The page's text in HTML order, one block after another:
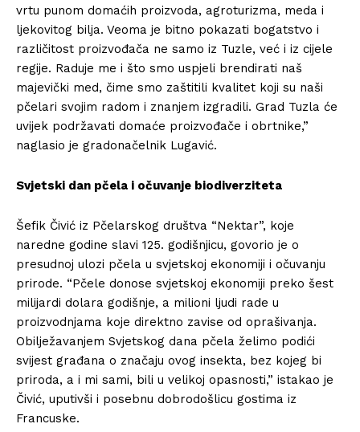
vrtu punom domaćih proizvoda, agroturizma, meda i
ljekovitog bilja. Veoma je bitno pokazati bogatstvo i
različitost proizvođača ne samo iz Tuzle, već i iz cijele
regije. Raduje me i što smo uspjeli brendirati naš
majevički med, čime smo zaštitili kvalitet koji su naši
pčelari svojim radom i znanjem izgradili. Grad Tuzla će
uvijek podržavati domaće proizvođače i obrtnike,”
naglasio je gradonačelnik Lugavić.
Svjetski dan pčela i očuvanje biodiverziteta
Šefik Čivić iz Pčelarskog društva “Nektar”, koje
naredne godine slavi 125. godišnjicu, govorio je o
presudnoj ulozi pčela u svjetskoj ekonomiji i očuvanju
prirode. “Pčele donose svjetskoj ekonomiji preko šest
milijardi dolara godišnje, a milioni ljudi rade u
proizvodnjama koje direktno zavise od oprašivanja.
Obilježavanjem Svjetskog dana pčela želimo podići
svijest građana o značaju ovog insekta, bez kojeg bi
priroda, a i mi sami, bili u velikoj opasnosti,” istakao je
Čivić, uputivši i posebnu dobrodošlicu gostima iz
Francuske.